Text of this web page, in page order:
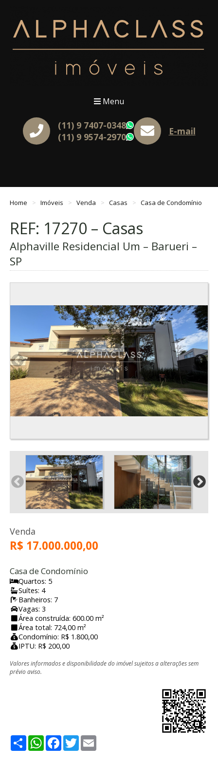
Menu
(11) 9 7407-0348
WhatsApp
(11) 9 9574-2970
WhatsApp
E-mail
Home Imóveis Venda Casas Casa de Condomínio
REF: 17270 – Casas
Alphaville Residencial Um – Barueri –
SP
Venda
R$ 17.000.000,00
Casa de Condomínio
Quartos: 5
Suítes: 4
Banheiros: 7
Vagas: 3
Área construída: 600.00 m²
Área total: 724,00 m²
Condomínio: R$ 1.800,00
IPTU: R$ 200,00
Valores informados e disponibilidade do imóvel sujeitos a alterações sem
prévio aviso.
ShareWhatsApp
Facebook
Twitter